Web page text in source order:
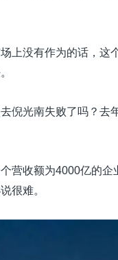
上没有作为的话，这
倪光南失败了吗？去
营收额为4000亿的企
很难。